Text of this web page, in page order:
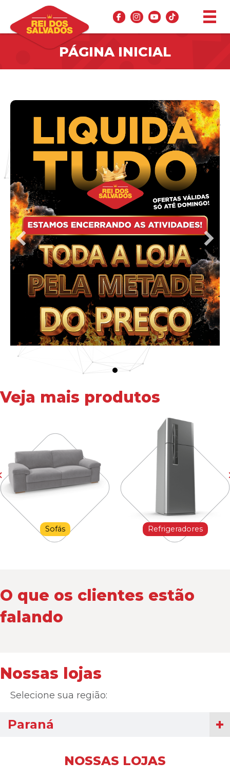
PÁGINA INICIAL
Veja mais produtos
Sofás Refrigeradores
O que os clientes estão
falando
Nossas lojas
Selecione sua região:
Paraná
NOSSAS LOJAS